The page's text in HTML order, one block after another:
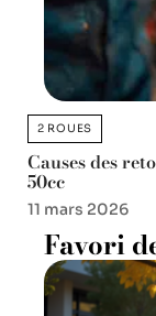
2 ROUES
Causes des
50cc
11 mars 2026
Favori